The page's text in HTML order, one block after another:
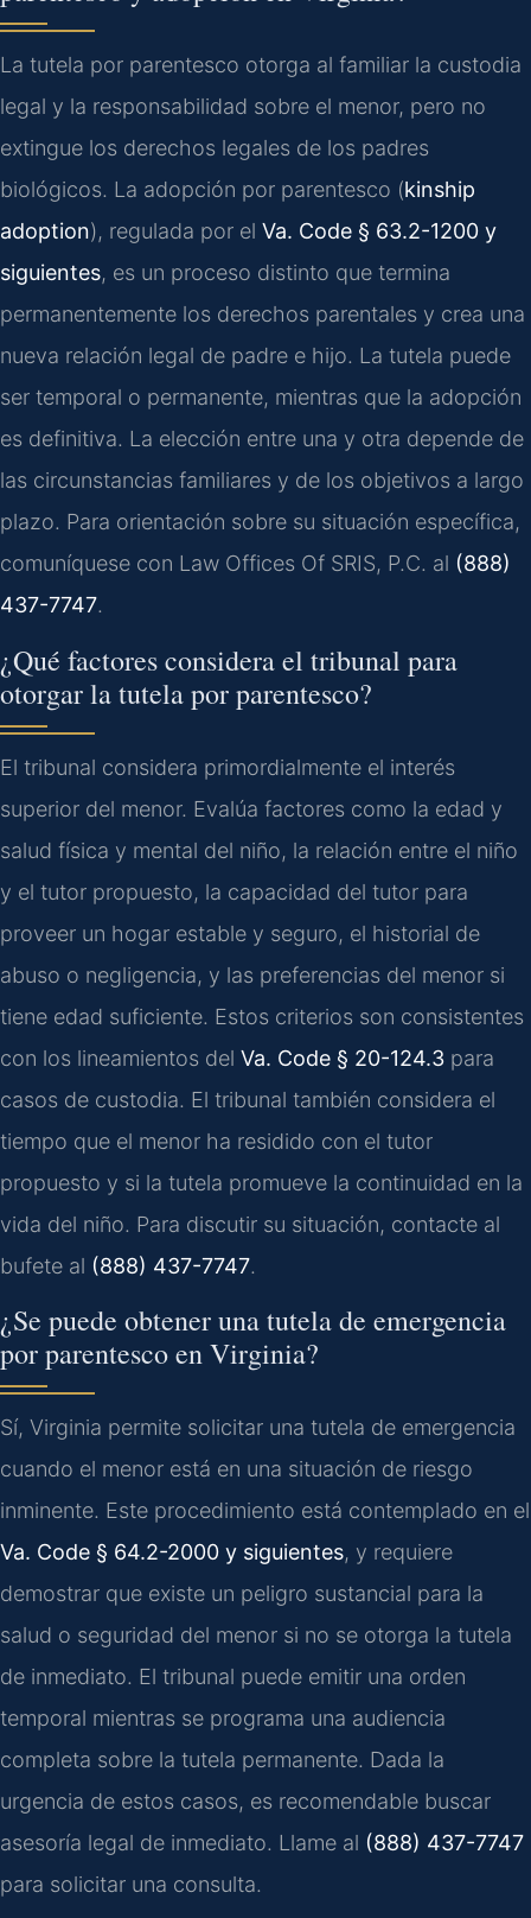
La tutela por parentesco otorga al familiar la custodia
legal y la responsabilidad sobre el menor, pero no
extingue los derechos legales de los padres
biológicos. La adopción por parentesco (kinship
adoption), regulada por el Va. Code § 63.2-1200 y
siguientes, es un proceso distinto que termina
permanentemente los derechos parentales y crea una
nueva relación legal de padre e hijo. La tutela puede
ser temporal o permanente, mientras que la adopción
es definitiva. La elección entre una y otra depende de
las circunstancias familiares y de los objetivos a largo
plazo. Para orientación sobre su situación específica,
comuníquese con Law Offices Of SRIS, P.C. al (888)
437-7747.
¿Qué factores considera el tribunal para
otorgar la tutela por parentesco?
El tribunal considera primordialmente el interés
superior del menor. Evalúa factores como la edad y
salud física y mental del niño, la relación entre el niño
y el tutor propuesto, la capacidad del tutor para
proveer un hogar estable y seguro, el historial de
abuso o negligencia, y las preferencias del menor si
tiene edad suficiente. Estos criterios son consistentes
con los lineamientos del Va. Code § 20-124.3 para
casos de custodia. El tribunal también considera el
tiempo que el menor ha residido con el tutor
propuesto y si la tutela promueve la continuidad en la
vida del niño. Para discutir su situación, contacte al
bufete al (888) 437-7747.
¿Se puede obtener una tutela de emergencia
por parentesco en Virginia?
Sí, Virginia permite solicitar una tutela de emergencia
cuando el menor está en una situación de riesgo
inminente. Este procedimiento está contemplado en el
Va. Code § 64.2-2000 y siguientes, y requiere
demostrar que existe un peligro sustancial para la
salud o seguridad del menor si no se otorga la tutela
de inmediato. El tribunal puede emitir una orden
temporal mientras se programa una audiencia
completa sobre la tutela permanente. Dada la
urgencia de estos casos, es recomendable buscar
asesoría legal de inmediato. Llame al (888) 437-7747
para solicitar una consulta.